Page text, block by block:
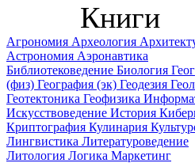
Книги
Агрономия Археология
Астрономия Аэронавтика
Библиотековедение Биология
(физ) География (эк) Геодезия
Геотектоника Геофизика
Искусствоведение История
Криптография Кулинария
Лингвистика Литературоведение
Литология Логика Маркетинг